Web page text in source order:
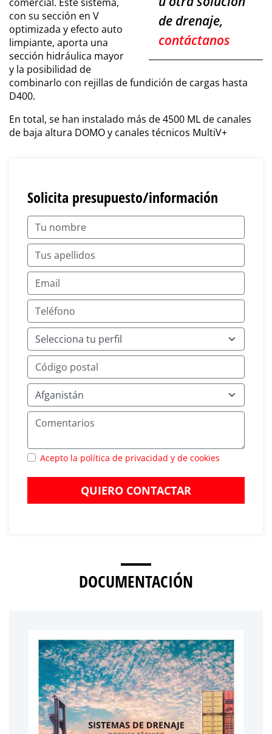
de drenaje,
contáctanos
con su sección en V
optimizada y efecto auto
limpiante, aporta una
sección hidráulica mayor
y la posibilidad de
combinarlo con rejillas de fundición de cargas hasta
D400.
En total, se han instalado más de 4500 ML de canales
de baja altura DOMO y canales técnicos MultiV+
Solicita presupuesto/información
Acepto la política de privacidad y de cookies
QUIERO CONTACTAR
DOCUMENTACIÓN